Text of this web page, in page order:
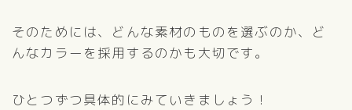
そのためには、どんな素材のものを選ぶのか、ど
んなカラーを採用するのかも大切です。
ひとつずつ具体的にみていきましょう！